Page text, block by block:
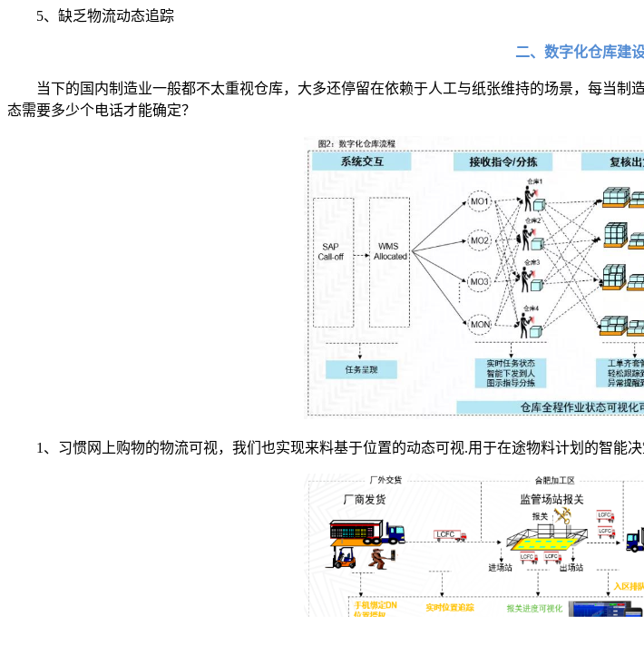
5、缺乏物流动态追踪
二、数字化仓库建
当下的国内制造业一般都不太重视仓库，大多还停留在依赖于人工与纸张维持的场景，每当
态需要多少个电话才能确定？
1、习惯网上购物的物流可视，我们也实现来料基于位置的动态可视.用于在途物料计划的智能决